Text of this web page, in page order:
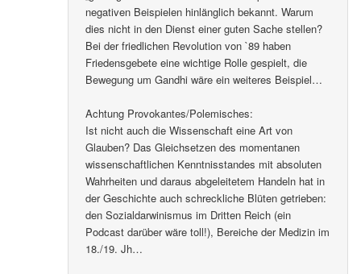
negativen Beispielen hinlänglich bekannt. Warum
dies nicht in den Dienst einer guten Sache stellen?
Bei der friedlichen Revolution von `89 haben
Friedensgebete eine wichtige Rolle gespielt, die
Bewegung um Gandhi wäre ein weiteres Beispiel…
Achtung Provokantes/Polemisches:
Ist nicht auch die Wissenschaft eine Art von
Glauben? Das Gleichsetzen des momentanen
wissenschaftlichen Kenntnisstandes mit absoluten
Wahrheiten und daraus abgeleitetem Handeln hat in
der Geschichte auch schreckliche Blüten getrieben:
den Sozialdarwinismus im Dritten Reich (ein
Podcast darüber wäre toll!), Bereiche der Medizin im
18./19. Jh…